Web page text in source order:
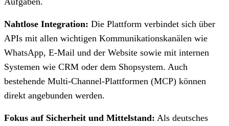
Nahtlose Integration: Die Plattform verbindet sich über
APIs mit allen wichtigen Kommunikationskanälen wie
WhatsApp, E-Mail und der Website sowie mit internen
Systemen wie CRM oder dem Shopsystem. Auch
bestehende Multi-Channel-Plattformen (MCP) können
direkt angebunden werden.
Fokus auf Sicherheit und Mittelstand: Als deutsches